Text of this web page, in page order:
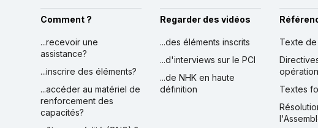
Comment ?
...recevoir une
assistance?
...inscrire des éléments?
...accéder au matériel de
renforcement des
capacités?
Regarder des vidéos
...des éléments inscrits
...d'interviews sur le PCI
...de NHK en haute
définition
Texte
Textes